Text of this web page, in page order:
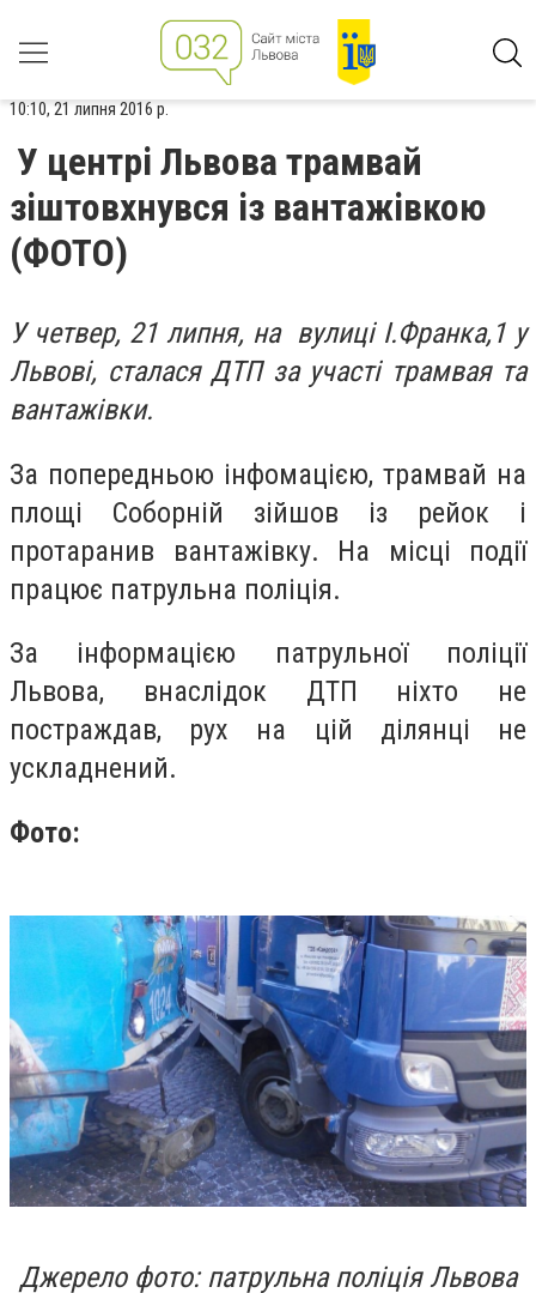
10:10, 21 липня 2016 р.
У центрі Львова трамвай
зіштовхнувся із вантажівкою
(ФОТО)
У четвер, 21 липня, на вулиці І.Франка,1 у
Львові, сталася ДТП за участі трамвая та
вантажівки.
За попередньою інфомацією, трамвай на
площі Соборній зійшов із рейок і
протаранив вантажівку. На місці події
працює патрульна поліція.
За інформацією патрульної поліції
Львова, внаслідок ДТП ніхто не
постраждав, рух на цій ділянці не
ускладнений.
Фото:
Джерело фото: патрульна поліція Львова